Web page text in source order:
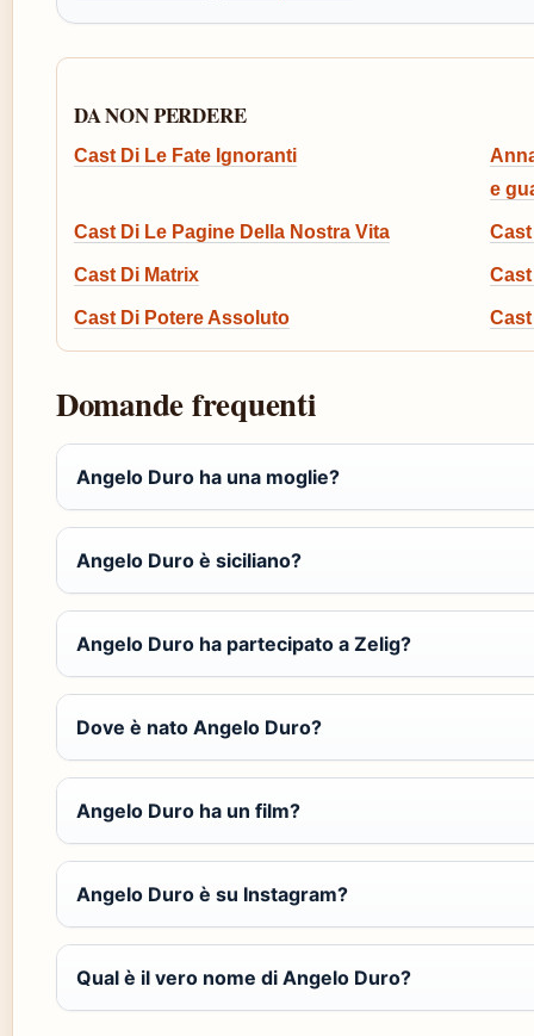
DA NON PERDERE
Cast Di Le Fate Ignoranti
e
Cast Di Le Pagine Della Nostra Vita Cast
Cast Di Matrix
Cast Di Potere Assoluto
Domande frequenti
Angelo Duro ha una moglie?
Angelo Duro è siciliano?
Angelo Duro ha partecipato a Zelig?
Dove è nato Angelo Duro?
Angelo Duro ha un film?
Angelo Duro è su Instagram?
Qual è il vero nome di Angelo Duro?